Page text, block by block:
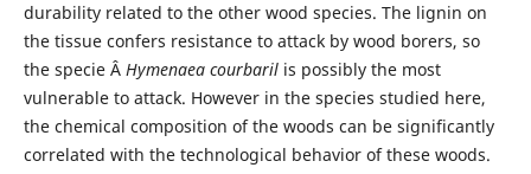
durability related to the other wood species. The lignin on
the tissue confers resistance to attack by wood borers, so
the specie Â Hymenaea courbaril is possibly the most
vulnerable to attack. However in the species studied here,
the chemical composition of the woods can be significantly
correlated with the technological behavior of these woods.